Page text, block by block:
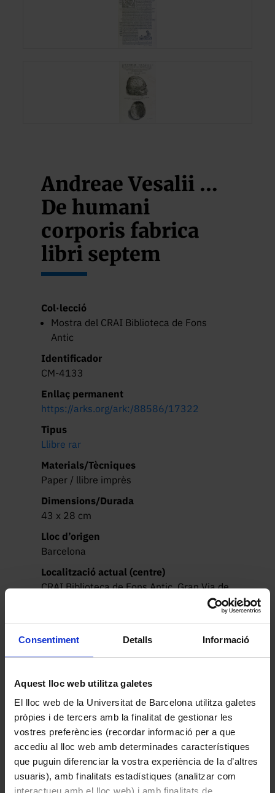
Consentiment Detalls Informació
Aquest lloc web utilitza galetes
El lloc web de la Universitat de Barcelona utilitza galetes
pròpies i de tercers amb la finalitat de gestionar les
vostres preferències (recordar informació per a que
accediu al lloc web amb determinades característiques
que puguin diferenciar la vostra experiència de la d’altres
usuaris), amb finalitats estadístiques (analitzar com
interactueu amb el lloc web) i amb finalitats de
Andreae Vesalii …
De humani
corporis fabrica
libri septem
Col·lecció
Mostra del CRAI Biblioteca de Fons
Antic
Identificador
CM-4133
Enllaç permanent
https://arks.org/ark:/88586/17322
Tipus
Llibre rar
Materials/Tècniques
Paper / llibre imprès
Dimensions/Durada
43 x 28 cm
Lloc d’origen
Barcelona
Localització actual (centre)
CRAI Biblioteca de Fons Antic. Gran Via de
Autoria
Vesal, Andreas
Data
Protegit per dret d'autor
Descripció
https://museuvirtual.ub.edu/ub/vesalius.pdf